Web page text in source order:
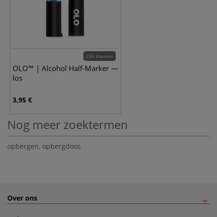
256 kleuren
OLO™ | Alcohol Half-Marker —
los
3,95 €
Nog meer zoektermen
opbergen, opbergdoos
Over ons